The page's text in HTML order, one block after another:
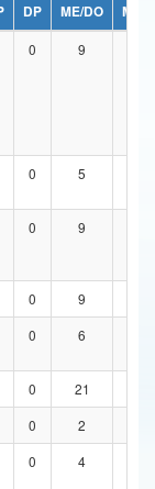
DP ME/DO
MP/
0 9
0 5
0 9
0 9
0 6
0 21
0 2
0 4